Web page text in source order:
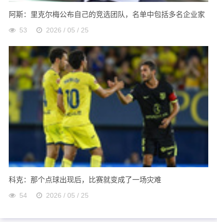
阿斯：里克尔梅公布自己的竞选团队，名单中包括多名企业家
53 2026 / 05 / 25
科克：那个点球出现后，比赛就变成了一场灾难
54 2026 / 05 / 25